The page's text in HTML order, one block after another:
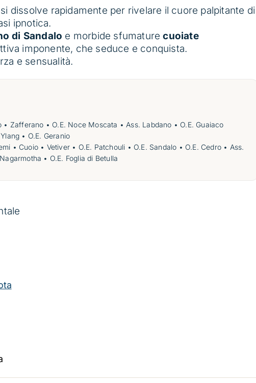
si dissolve rapidamente per rivelare il cuore palpitante di
ipnotica.
di Sandalo e morbide sfumaturecuoiate
imponente, che seduce e conquista.
e sensualità.
• Zafferano • O.E. Noce Moscata • Ass. Labdano • O.E. Guaiaco
• O.E. Geranio
• Cuoio • Vetiver • O.E. Patchouli • O.E. Sandalo • O.E. Cedro • Ass.
• O.E. Foglia di Betulla